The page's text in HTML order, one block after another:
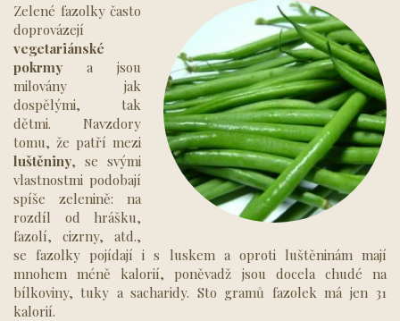
Zelené fazolky často
doprovázejí
vegetariánské
pokrmy a jsou
milovány jak
dospělými, tak
dětmi. Navzdory
tomu, že patří mezi
luštěniny, se svými
vlastnostmi podobají
spíše zelenině: na
rozdíl od hrášku,
fazolí, cizrny, atd.,
se fazolky pojídají i s luskem a oproti luštěninám mají
mnohem méně kalorií, poněvadž jsou docela chudé na
bílkoviny, tuky a sacharidy. Sto gramů fazolek má jen 31
kalorií.